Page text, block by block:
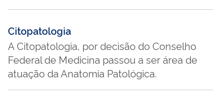
Citopatologia
A Citopatologia, por decisão do Conselho
Federal de Medicina passou a ser área de
atuação da Anatomia Patológica.